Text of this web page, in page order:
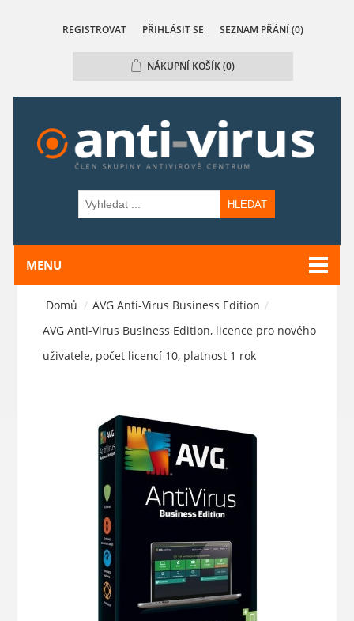
REGISTROVAT PŘIHLÁSIT SE SEZNAM PŘÁNÍ (0)
NÁKUPNÍ KOŠÍK(0)
HLEDAT
MENU
Domů / AVG Anti-Virus Business Edition /
AVG Anti-Virus Business Edition, licence pro nového
uživatele, počet licencí 10, platnost 1 rok